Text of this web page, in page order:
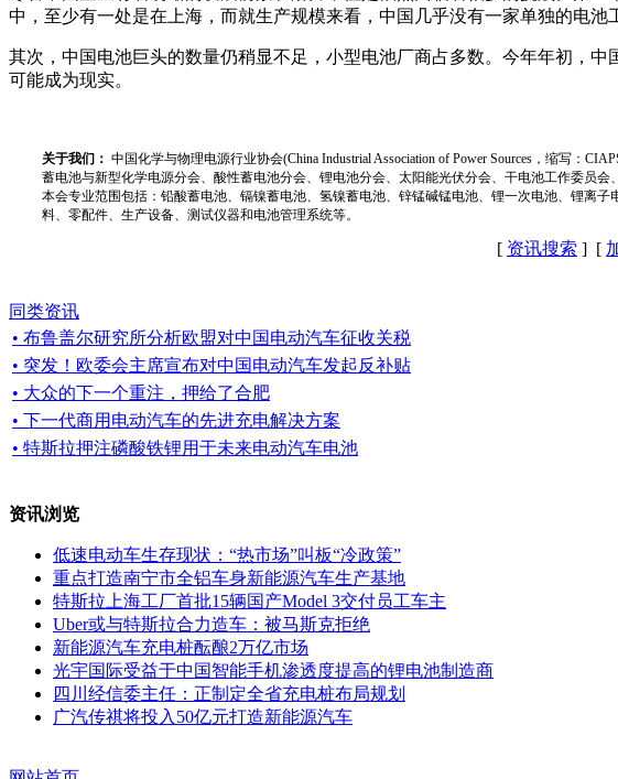
中，至少有一处是在上海，而就生产规模来看，中国几乎没有一家单独的电池
其次，中国电池巨头的数量仍稍显不足，小型电池厂商占多数。今年年初，
可能成为现实。
关于我们： 中国化学与物理电源行业协会(China Industrial Association of Power Sources，缩写：
蓄电池与新型化学电源分会、酸性蓄电池分会、锂电池分会、太阳能光伏分会、干电池工作委员
本会专业范围包括：铅酸蓄电池、镉镍蓄电池、氢镍蓄电池、锌锰碱锰电池、锂一次电池、锂离
料、零配件、生产设备、测试仪器和电池管理系统等。
[ 资讯搜索 ] [
同类资讯
• 布鲁盖尔研究所分析欧盟对中国电动汽车征收关税
• 突发！欧委会主席宣布对中国电动汽车发起反补贴
• 大众的下一个重注，押给了合肥
• 下一代商用电动汽车的先进充电解决方案
• 特斯拉押注磷酸铁锂用于未来电动汽车电池
资讯浏览
低速电动车生存现状：“热市场”叫板“冷政策”
重点打造南宁市全铝车身新能源汽车生产基地
特斯拉上海工厂首批15辆国产Model 3交付员工车主
Uber或与特斯拉合力造车：被马斯克拒绝
新能源汽车充电桩酝酿2万亿市场
光宇国际受益于中国智能手机渗透度提高的锂电池制造商
四川经信委主任：正制定全省充电桩布局规划
广汽传祺将投入50亿元打造新能源汽车